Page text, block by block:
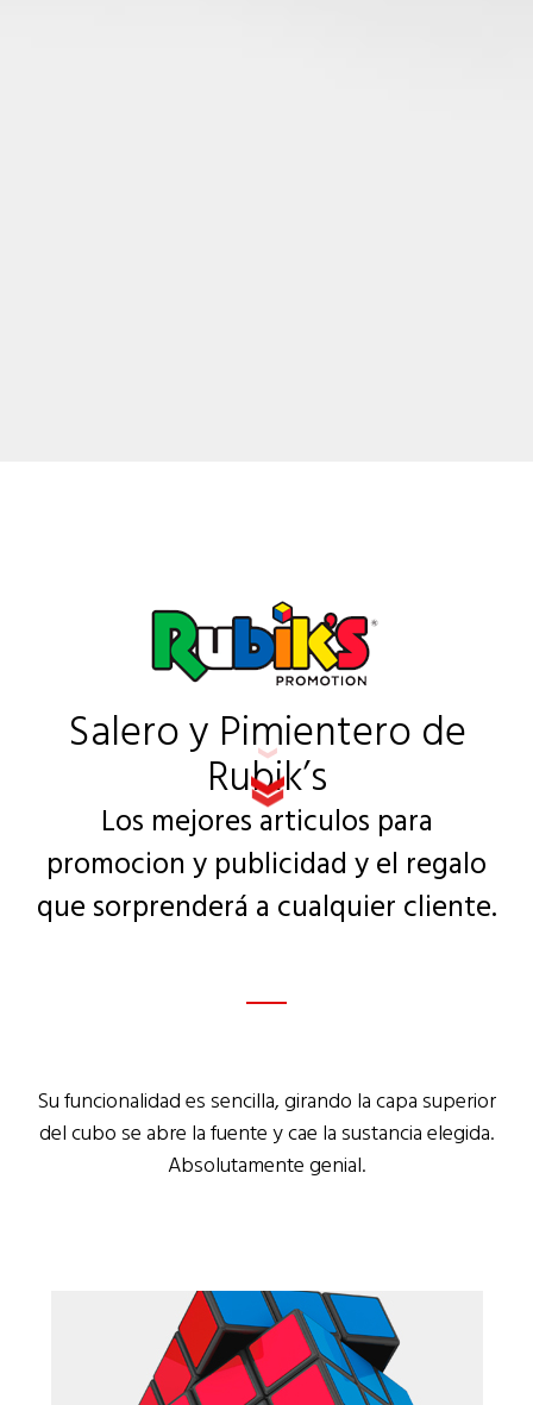
Salero y Pimientero de
Rubik’s
Los mejores articulos para
promocion y publicidad y el regalo
que sorprenderá a cualquier cliente.
Su funcionalidad es sencilla, girando la capa superior
del cubo se abre la fuente y cae la sustancia elegida.
Absolutamente genial.